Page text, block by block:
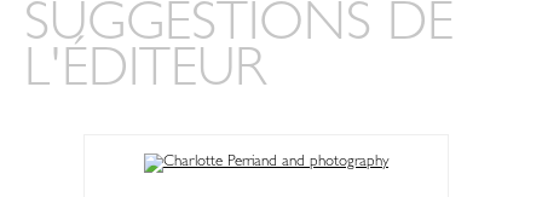
SUGGESTIONS DE
L'ÉDITEUR